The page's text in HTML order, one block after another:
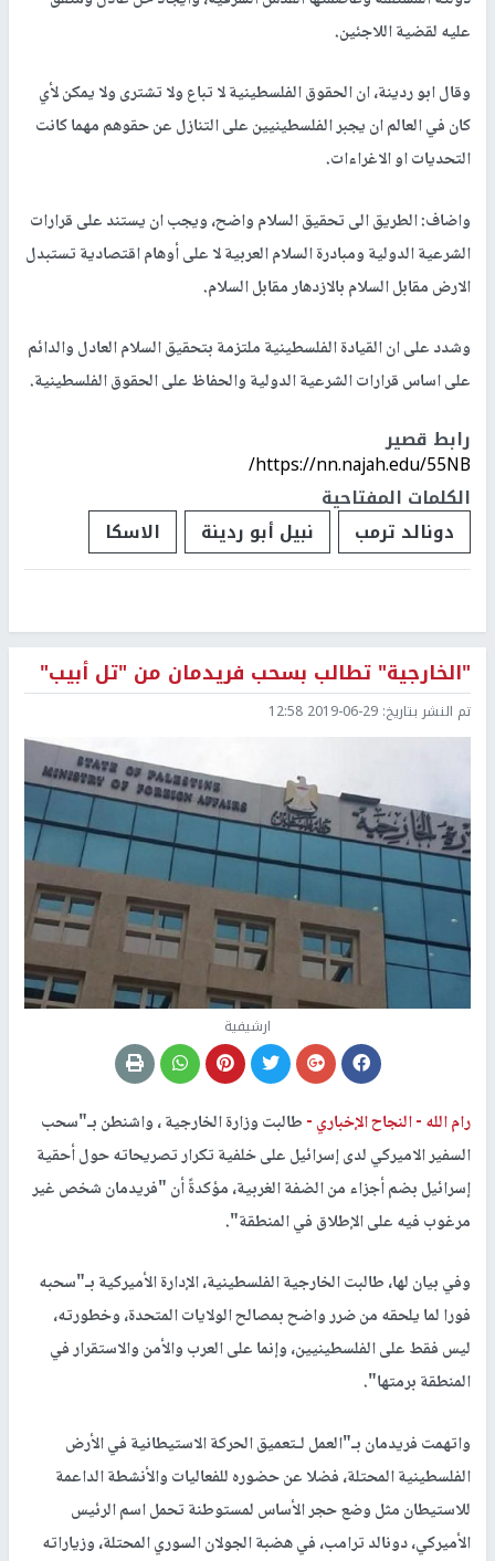
عليه لقضية اللاجئين.
وقال ابو ردينة، ان الحقوق الفلسطينية لا تباع ولا تشترى ولا يمكن لأي
كان في العالم ان يجبر الفلسطينيين على التنازل عن حقوهم مهما كانت
التحديات او الاغراءات.
واضاف: الطريق الى تحقيق السلام واضح، ويجب ان يستند على قرارات
الشرعية الدولية ومبادرة السلام العربية لا على أوهام اقتصادية تستبدل
الارض مقابل السلام بالازدهار مقابل السلام.
وشدد على ان القيادة الفلسطينية ملتزمة بتحقيق السلام العادل والدائم
على اساس قرارات الشرعية الدولية والحفاظ على الحقوق الفلسطينية.
رابط قصير
https://nn.najah.edu/55NB/
الكلمات المفتاحية
دونالد ترمب
نبيل أبو ردينة الاسكا
"الخارجية" تطالب بسحب فريدمان من "تل أبيب"
تم النشر بتاريخ: 2019-06-29 12:58
ارشيفية
رام الله -النجاح الإخباري -طالبت وزارة ​الخارجية ​، ​واشنطن​ بـ"سحب ​
السفير الاميركي​ لدى ​إسرائيل​ على خلفية تكرار تصريحاته حول أحقية
إسرائيل بضم أجزاء من ​الضفة الغربية​، مؤكدةً أن "فريدمان شخص غير
مرغوب فيه على الإطلاق في المنطقة".
وفي بيان لها، طالبت الخارجية الفلسطينية، ​الإدارة الأميركية​ بـ"سحبه
فورا لما يلحقه من ضرر واضح بمصالح ​الولايات المتحدة​، وخطورته،
ليس فقط على الفلسطينيين، وإنما على العرب و​الأمن​ والاستقرار في
المنطقة برمتها".
واتهمت فريدمان بـ"العمل لـتعميق الحركة ​الاستيطان​ية في الأرض
الفلسطينية المحتلة، فضلا عن حضوره للفعاليات والأنشطة الداعمة
للاستيطان مثل وضع حجر الأساس لمستوطنة تحمل اسم الرئيس
الأميركي، ​دونالد ترامب​، في ​هضبة الجولان​ السوري المحتلة، وزياراته